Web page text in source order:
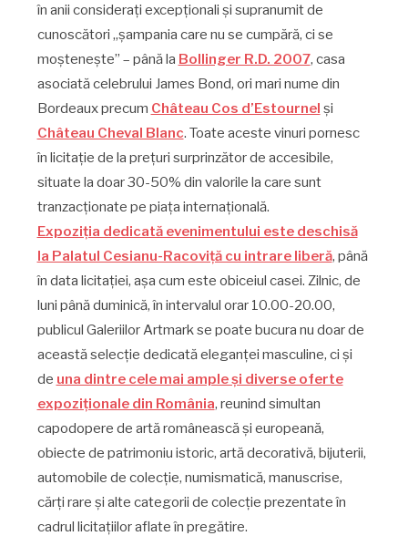
în anii considerați excepționali și supranumit de
cunoscători „șampania care nu se cumpără, ci se
moștenește” – până la Bollinger R.D. 2007, casa
asociată celebrului James Bond, ori mari nume din
Bordeaux precum Château Cos d’Estournel și
Château Cheval Blanc. Toate aceste vinuri pornesc
în licitație de la prețuri surprinzător de accesibile,
situate la doar 30-50% din valorile la care sunt
tranzacționate pe piața internațională.
Expoziția dedicată evenimentului este deschisă
la Palatul Cesianu-Racoviță cu intrare liberă, până
în data licitației, așa cum este obiceiul casei. Zilnic, de
luni până duminică, în intervalul orar 10.00-20.00,
publicul Galeriilor Artmark se poate bucura nu doar de
această selecție dedicată eleganței masculine, ci și
de una dintre cele mai ample și diverse oferte
expoziționale din România, reunind simultan
capodopere de artă românească și europeană,
obiecte de patrimoniu istoric, artă decorativă, bijuterii,
automobile de colecție, numismatică, manuscrise,
cărți rare și alte categorii de colecție prezentate în
cadrul licitațiilor aflate în pregătire.